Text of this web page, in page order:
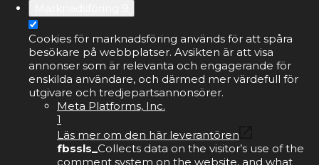
Cookies för marknadsföring används för att spåra
besökare på webbplatser. Avsikten är att visa
annonser som är relevanta och engagerande för
enskilda användare, och därmed mer värdefull för
utgivare och tredjepartsannonsörer.
Meta Platforms, Inc.
1
Läs mer om den här leverantören
fbssls_ Collects data on the visitor’s use of the
comment system on the website, and what